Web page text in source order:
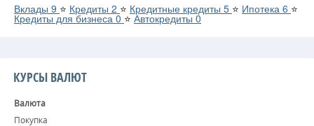
Вклады 9 ⭐ Кредиты 2 ⭐ Кредитные кредиты 5 ⭐ Ипотека 6 ⭐
Кредиты для бизнеса 0 ⭐Автокредиты 0
КУРСЫ ВАЛЮТ
Валюта
Покупка